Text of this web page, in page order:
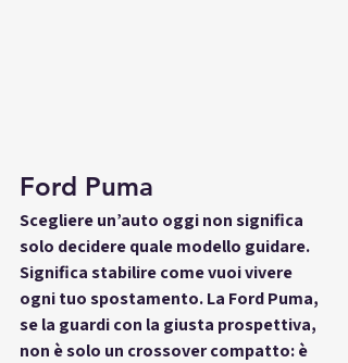
Ford Puma
Scegliere un’auto oggi non significa
solo decidere quale modello guidare.
Significa stabilire come vuoi vivere
ogni tuo spostamento. La Ford Puma,
se la guardi con la giusta prospettiva,
non è solo un crossover compatto: è